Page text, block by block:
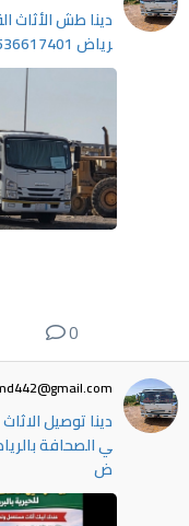
دينا طش الأثاث
رياض 0َ536617401 شمال الرياض
0
ي الصحافة
ض